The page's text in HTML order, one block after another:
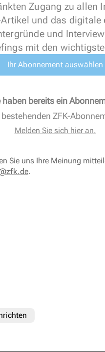
Zugang zu allen
und das digitale
und
mit den
Ihr Abonnement auswählen
haben bereits ein
ZFK-
Melden Sie sich hier an.
Sie uns Ihre Meinung
.